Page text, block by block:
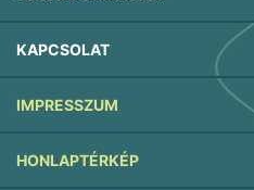
KAPCSOLAT
IMPRESSZUM
HONLAPTÉRKÉP